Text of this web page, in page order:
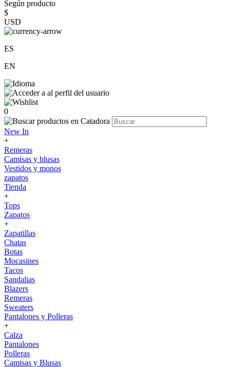
Según producto
$
USD
ES
EN
0
New In
+
Remeras
Camisas y blusas
Vestidos y monos
zapatos
Tienda
+
Tops
Zapatos
+
Zapatillas
Chatas
Botas
Mocasines
Tacos
Sandalias
Blazers
Remeras
Sweaters
Pantalones y Polleras
+
Calza
Pantalones
Polleras
Camisas y Blusas